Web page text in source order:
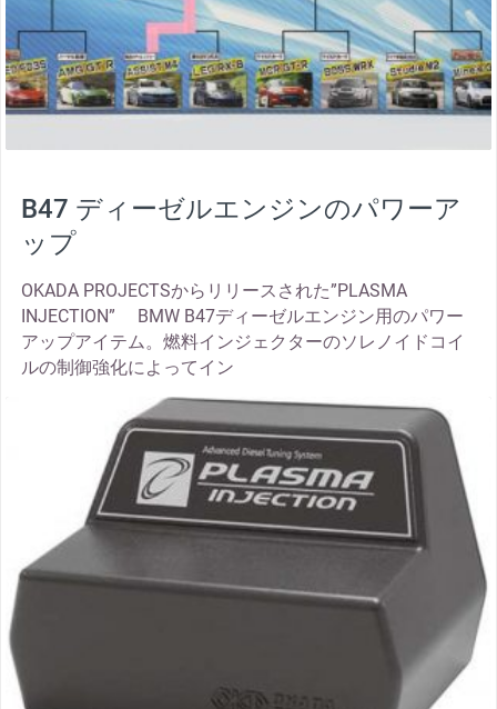
B47 ディーゼルエンジンのパワーア
ップ
OKADA PROJECTSからリリースされた”PLASMA
INJECTION” BMW B47ディーゼルエンジン用のパワー
アップアイテム。燃料インジェクターのソレノイドコイ
ルの制御強化によってイン